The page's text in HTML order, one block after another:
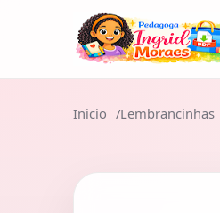
Inicio Lembrancinhas